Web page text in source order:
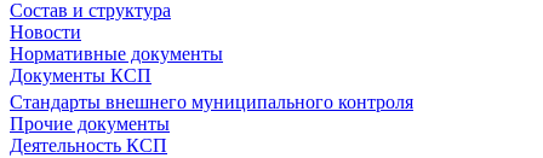
Состав и структура
Новости
Нормативные документы
Документы КСП
Стандарты внешнего муниципального контроля
Прочие документы
Деятельность КСП